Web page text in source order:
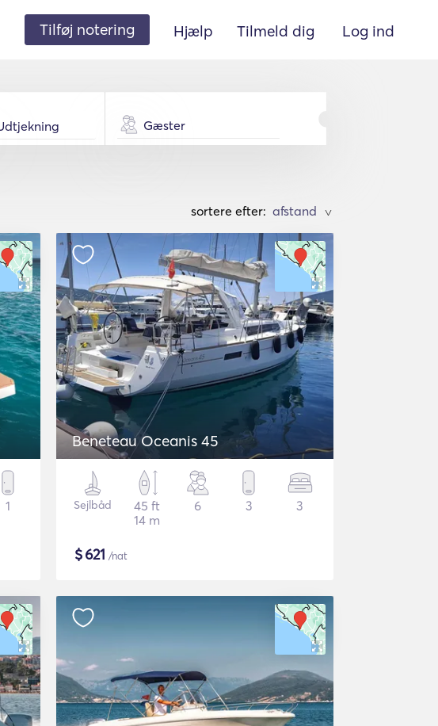
Tilføj notering Hjælp Tilmeld dig Log ind
Gæster
sortere efter: >
1
Beneteau Oceanis 45
Sejlbåd
45 ft
14 m
6 3 3
$621 /nat